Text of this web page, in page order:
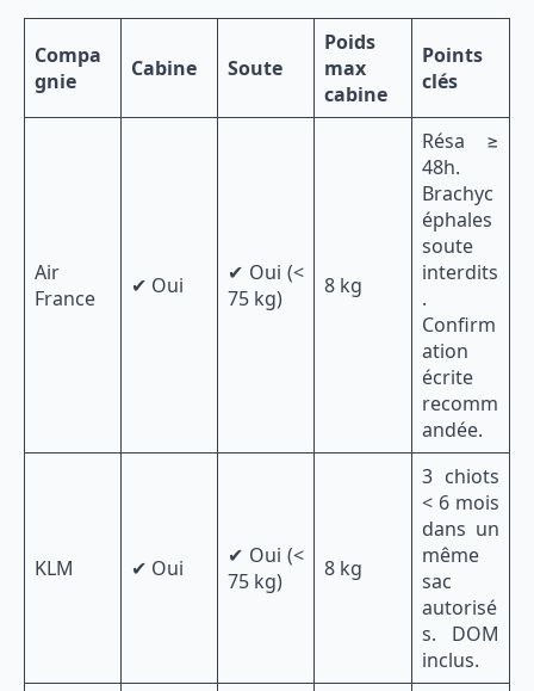
Compa
gnie
Cabine Soute
Poids
max
cabine
Points
clés
Air
France
✔ Oui
✔ Oui (<
75 kg)
8 kg
Résa ≥
48h.
Brachyc
éphales
soute
interdits
.
Confirm
ation
écrite
recomm
andée.
KLM ✔ Oui
✔ Oui (<
75 kg)
8 kg
3 chiots
< 6 mois
dans un
même
sac
autorisé
s. DOM
inclus.